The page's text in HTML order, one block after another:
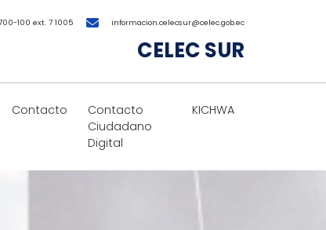
100 ext. 7 1005 informacion.celecsur@celec.gob.ec
CELEC SUR
Contacto
Contacto
Ciudadano
Digital
KICHWA